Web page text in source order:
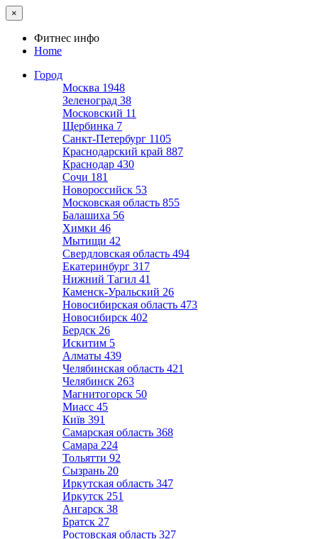
×
Фитнес инфо
Home
Город
Москва 1948
Зеленоград 38
Московский 11
Щербинка 7
Санкт-Петербург 1105
Краснодарский край 887
Краснодар 430
Сочи 181
Новороссийск 53
Московская область 855
Балашиха 56
Химки 46
Мытищи 42
Свердловская область 494
Екатеринбург 317
Нижний Тагил 41
Каменск-Уральский 26
Новосибирская область 473
Новосибирск 402
Бердск 26
Искитим 5
Алматы 439
Челябинская область 421
Челябинск 263
Магнитогорск 50
Миасс 45
Київ 391
Самарская область 368
Самара 224
Тольятти 92
Сызрань 20
Иркутская область 347
Иркутск 251
Ангарск 38
Братск 27
Ростовская область 327